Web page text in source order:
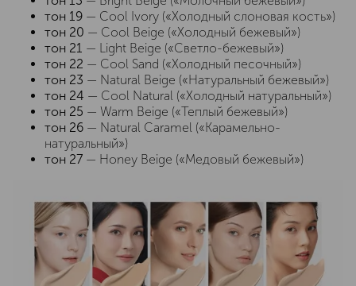
тон 19 — Cool Ivory («Холодный слоновая кость»)
тон 20 — Cool Beige («Холодный бежевый»)
тон 21 — Light Beige («Светло-бежевый»)
тон 22 — Cool Sand («Холодный песочный»)
тон 23 — Natural Beige («Натуральный бежевый»)
тон 24 — Cool Natural («Холодный натуральный»)
тон 25 — Warm Beige («Теплый бежевый»)
тон 26 — Natural Caramel («Карамельно-
натуральный»)
тон 27 — Honey Beige («Медовый бежевый»)